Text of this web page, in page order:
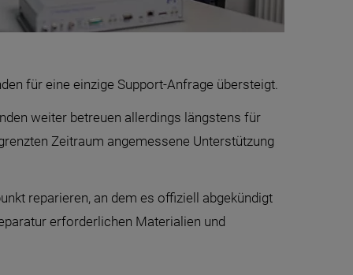
für eine einzige Support-Anfrage übersteigt.
weiter betreuen allerdings längstens für
Zeitraum angemessene Unterstützung
reparieren, an dem es offiziell abgekündigt
erforderlichen Materialien und